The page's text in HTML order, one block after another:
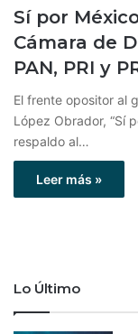
Sí por
Cámara de
PAN, PRI y
El frente opositor al
López Obrador, “Sí
respaldo al…
Leer más »
Lo Último